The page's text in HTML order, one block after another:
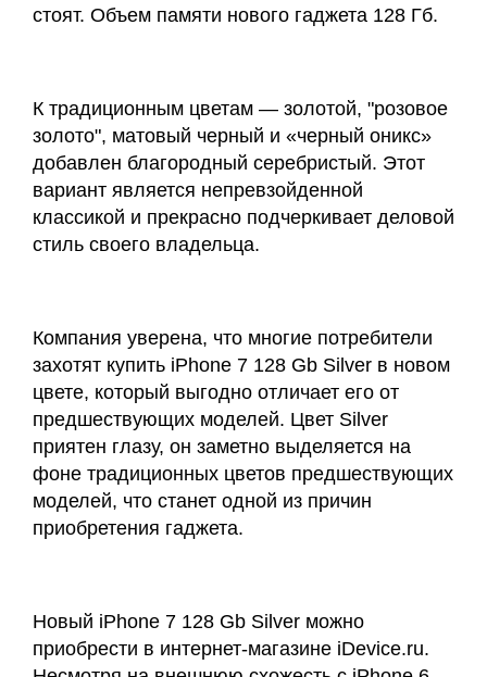
стоят. Объем памяти нового гаджета 128 Гб.
К традиционным цветам — золотой, "розовое
золото", матовый черный и «черный оникс»
добавлен благородный серебристый. Этот
вариант является непревзойденной
классикой и прекрасно подчеркивает деловой
стиль своего владельца.
Компания уверена, что многие потребители
захотят купить iPhone 7 128 Gb Silver в новом
цвете, который выгодно отличает его от
предшествующих моделей. Цвет Silver
приятен глазу, он заметно выделяется на
фоне традиционных цветов предшествующих
моделей, что станет одной из причин
приобретения гаджета.
Новый iPhone 7 128 Gb Silver можно
приобрести в интернет-магазине iDevice.ru.